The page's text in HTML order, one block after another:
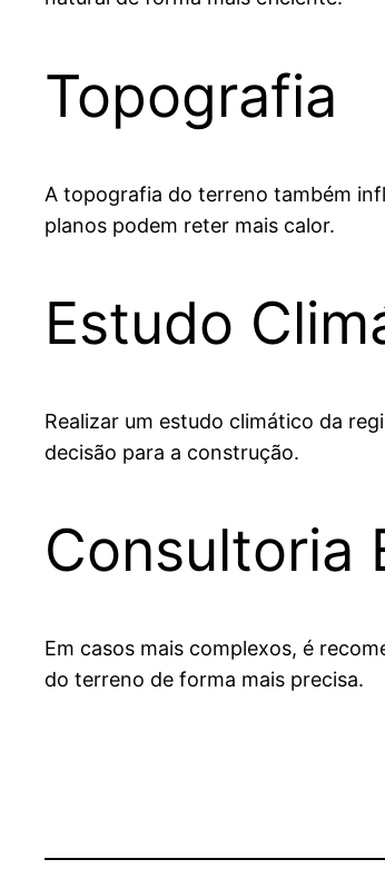
Topografia
A topografia do terreno também
planos podem reter mais calor.
Estudo
Realizar um estudo climático da
decisão para a construção.
Consultoria
Em casos mais complexos, é
do terreno de forma mais precisa.